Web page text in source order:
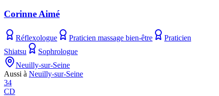
Corinne Aimé
Réflexologue Praticien massage bien-être
Praticien
Shiatsu
Sophrologue
Neuilly-sur-Seine
Aussi à Neuilly-sur-Seine
34
CD